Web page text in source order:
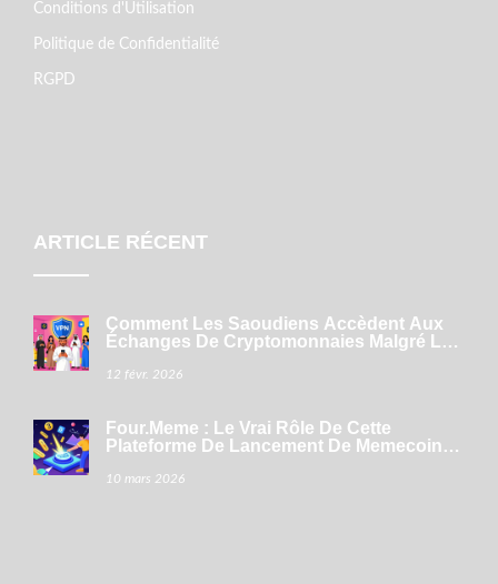
Conditions d'Utilisation
Politique de Confidentialité
RGPD
ARTICLE RÉCENT
Comment Les Saoudiens Accèdent Aux
Échanges De Cryptomonnaies Malgré Les
12 févr. 2026
Four.Meme : Le Vrai Rôle De Cette
Plateforme De Lancement De Memecoins
10 mars 2026